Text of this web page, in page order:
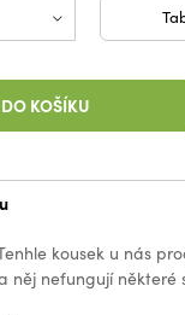
KOŠÍKU
kousek u nás
něj nefungují některé